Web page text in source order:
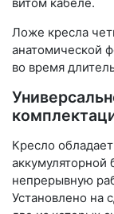
Ложе кресла
анатомической
во время
Кресло
непрерывную
Установлено на